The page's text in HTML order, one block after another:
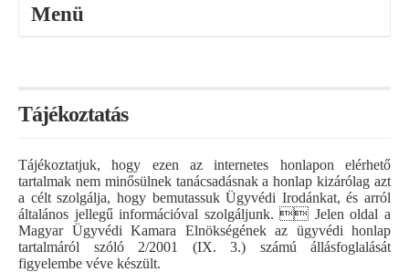
Menü
Tájékoztatás
Tájékoztatjuk, hogy ezen az internetes honlapon elérhető
tartalmak nem minősülnek tanácsadásnak a honlap kizárólag azt
a célt szolgálja, hogy bemutassuk Ügyvédi Irodánkat, és arról
általános jellegű információval szolgáljunk.  Jelen oldal a
Magyar Ügyvédi Kamara Elnökségének az ügyvédi honlap
tartalmáról szóló 2/2001 (IX. 3.) számú állásfoglalását
figyelembe véve készült.